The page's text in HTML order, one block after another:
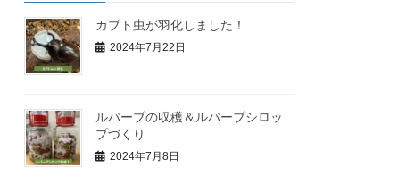
カブト虫が羽化しました！
2024年7月22日
ルバーブの収穫＆ルバーブシロッ
プづくり
2024年7月8日